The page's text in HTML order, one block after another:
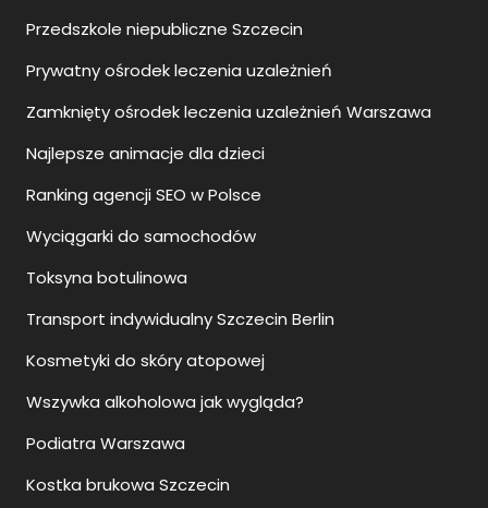
Przedszkole niepubliczne Szczecin
Prywatny ośrodek leczenia uzależnień
Zamknięty ośrodek leczenia uzależnień Warszawa
Najlepsze animacje dla dzieci
Ranking agencji SEO w Polsce
Wyciągarki do samochodów
Toksyna botulinowa
Transport indywidualny Szczecin Berlin
Kosmetyki do skóry atopowej
Wszywka alkoholowa jak wygląda?
Podiatra Warszawa
Kostka brukowa Szczecin